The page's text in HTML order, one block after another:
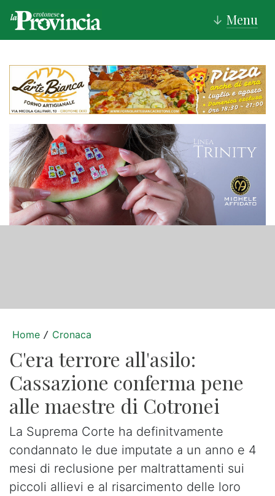
↓ Menu
Home / Cronaca
C'era terrore all'asilo:
Cassazione conferma pene
alle maestre di Cotronei
La Suprema Corte ha definitvamente
condannato le due imputate a un anno e 4
mesi di reclusione per maltrattamenti sui
piccoli allievi e al risarcimento delle loro